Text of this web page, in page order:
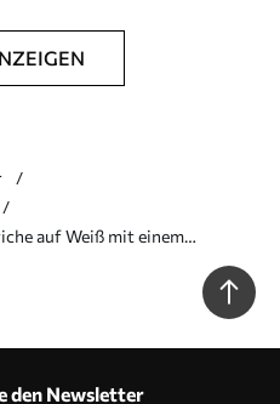
auf Weiß mit einem
den Newsletter